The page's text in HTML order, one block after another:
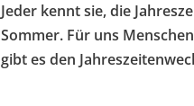
Jeder kennt sie, die
Sommer. Für uns
gibt es den